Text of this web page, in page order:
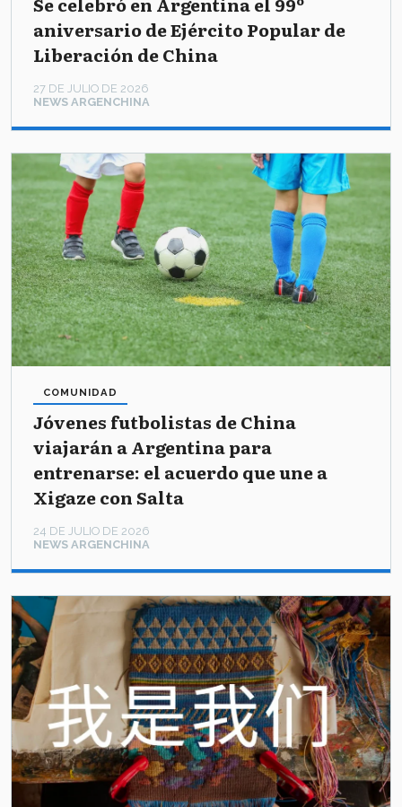
aniversario de Ejército Popular de
Liberación de China
NEWS ARGENCHINA
27 DE JULIO DE 2026
Jóvenes futbolistas de China
viajarán a Argentina para
entrenarse: el acuerdo que une a
Xigaze con Salta
NEWS ARGENCHINA
COMUNIDAD
24 DE JULIO DE 2026